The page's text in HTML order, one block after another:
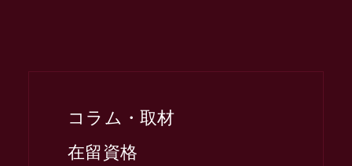
コラム・取材
在留資格